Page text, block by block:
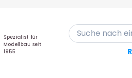
Spezialist für
Modellbau seit
1955
Suche nach